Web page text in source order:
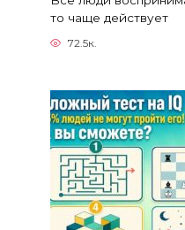
то чаще действует
72.5к.